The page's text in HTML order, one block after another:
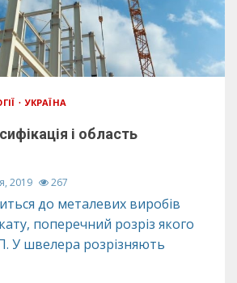
УКРАЇНА
і область
2019 267
до металевих виробів
поперечний розріз якого
У швелера розрізняють